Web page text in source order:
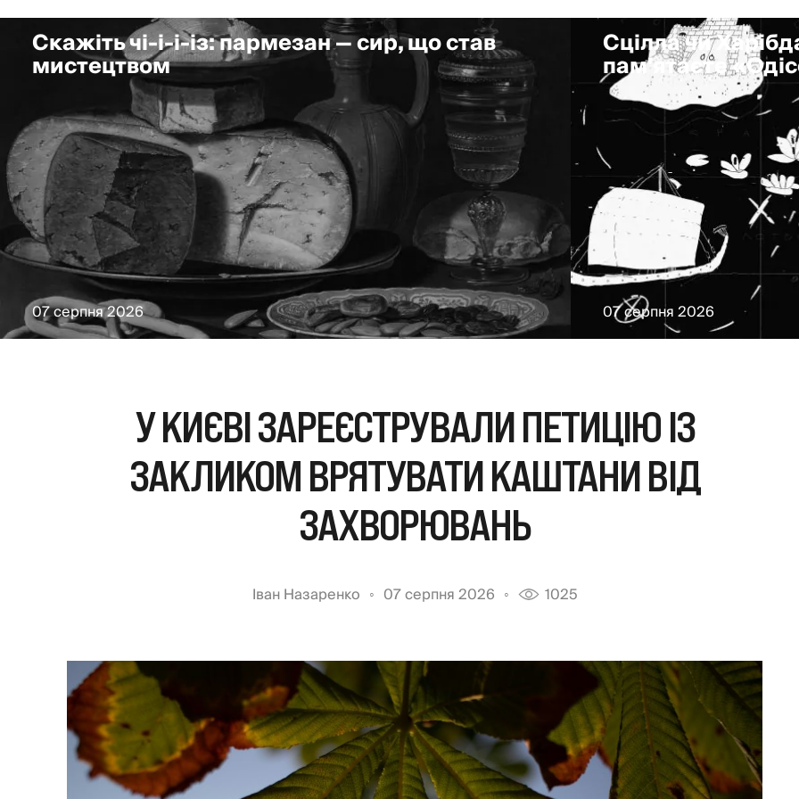
Скажіть чі-і-і-із: пармезан — сир, що став
мистецтвом
07 серпня 2026
Сцілла чи
пам'ятаєте
07 серпня 2026
У КИЄВІ ЗАРЕЄСТРУВАЛИ ПЕТИЦІЮ ІЗ
ЗАКЛИКОМ ВРЯТУВАТИ КАШТАНИ ВІД
ЗАХВОРЮВАНЬ
Іван Назаренко 07 серпня 2026 1025